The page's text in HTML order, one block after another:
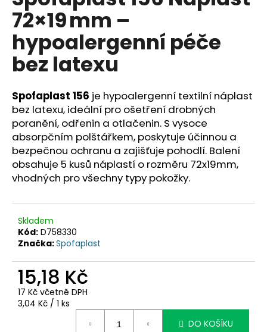
0,0
z
5
hvězdiček.
72×19 mm –
hypoalergenní péče
bez latexu
Spofaplast 156 je hypoalergenní textilní náplast
bez latexu, ideální pro ošetření drobných
poranění, odřenin a otlačenin. S vysoce
absorpčním polštářkem, poskytuje účinnou a
bezpečnou ochranu a zajišťuje pohodlí. Balení
obsahuje 5 kusů náplastí o rozměru 72x19mm,
vhodných pro všechny typy pokožky.
Skladem
Kód: D758330
Značka:Spofaplast
15,18 Kč
17 Kč včetně DPH
Měrná
3,04 Kč / 1 ks
DO KOŠÍKU
a
j
í
t
?
HLEDAT
o
p
o
č
e